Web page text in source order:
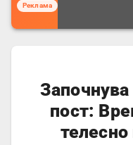
Реклама
пост: